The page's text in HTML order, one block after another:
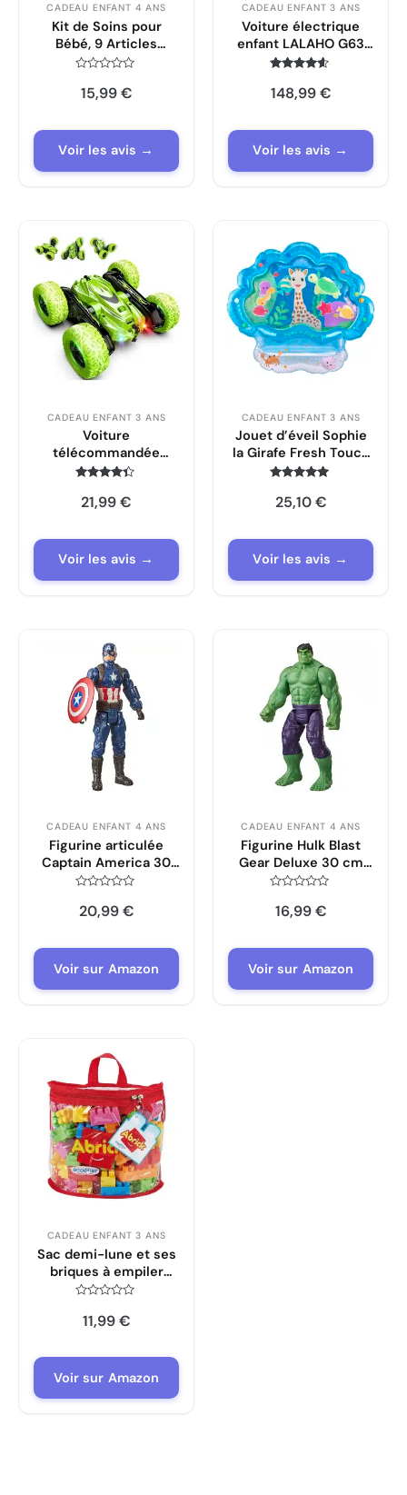
CADEAU ENFANT 4 ANS
Kit de Soins pour
Bébé, 9 Articles
Essentiels pour
Nouveau-Né
0
sur
15,99€
Voir les avis →
CADEAU ENFANT 3 ANS
Voiture électrique
enfant LALAHO G63
avec télécommande
(Noir)
4.4
sur 5
148,99€
Voir les avis →
CADEAU ENFANT 3 ANS
Voiture
télécommandée
EnfantCado 4WD 360°
4.2
sur 5
21,99€
Voir les avis →
CADEAU ENFANT 3 ANS
Jouet d’éveil Sophie
la Girafe Fresh Touch
7 animaux flottants
5
sur 5
25,10€
Voir les avis →
CADEAU ENFANT 4 ANS
Figurine articulée
Captain America 30
cm EnfantCado Titan
0
sur
20,99€
Voir sur Amazon
CADEAU ENFANT 4 ANS
Figurine Hulk Blast
Gear Deluxe 30 cm
EnfantCado Marvel
0
sur
16,99€
Voir sur Amazon
CADEAU ENFANT 3 ANS
Sac demi-lune et ses
briques à empiler
Abrick EnfantCado
sur
11,99€
Voir sur Amazon